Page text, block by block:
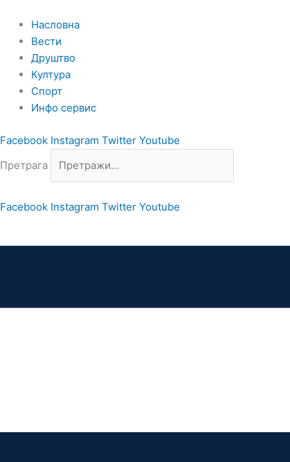
садржај
Насловна
Вести
Друштво
Култура
Спорт
Инфо сервис
Facebook Instagram Twitter Youtube
Претрага
Facebook Instagram Twitter Youtube